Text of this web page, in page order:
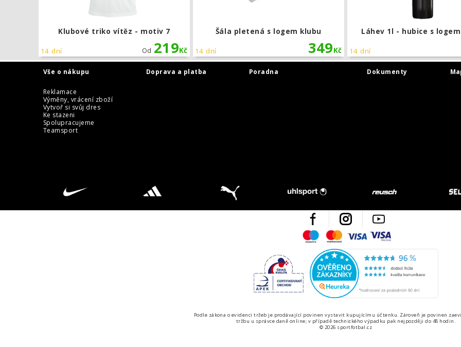
Klubové triko vítěz - motiv 7
Od 219Kč
14 dní
Šála pletená s logem klubu
349Kč
14 dní
Láhev 1l - hubice s
14 dní
Vše o nákupu Doprava a platba Poradna
Reklamace
Výměny, vrácení zboží
Vytvoř si svůj dres
Ke stazeni
Spolupracujeme
Teamsport
Dokumenty
Facebook Instagram
MaestroMastercard
Visa
Česká kvalita
Podle zákona o evidenci tržeb je prodávající povinen vystavit kupujícímu účtenku. Zároveň je povinen
tržbu u správce daně online; v případě technického výpadku pak nejpozději do 48 hodin.
© 2026 sportfotbal.cz